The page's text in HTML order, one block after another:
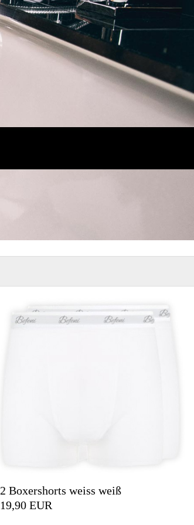
2 Boxershorts weiss weiß
19,90 EUR